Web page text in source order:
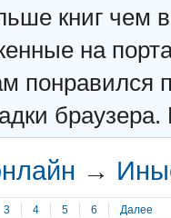
книг чем
на
понравился
→
3 4 5 6 Далее